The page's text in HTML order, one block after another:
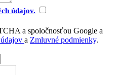
údajov.
a spoločnosťou Google a
a Zmluvné podmienky.